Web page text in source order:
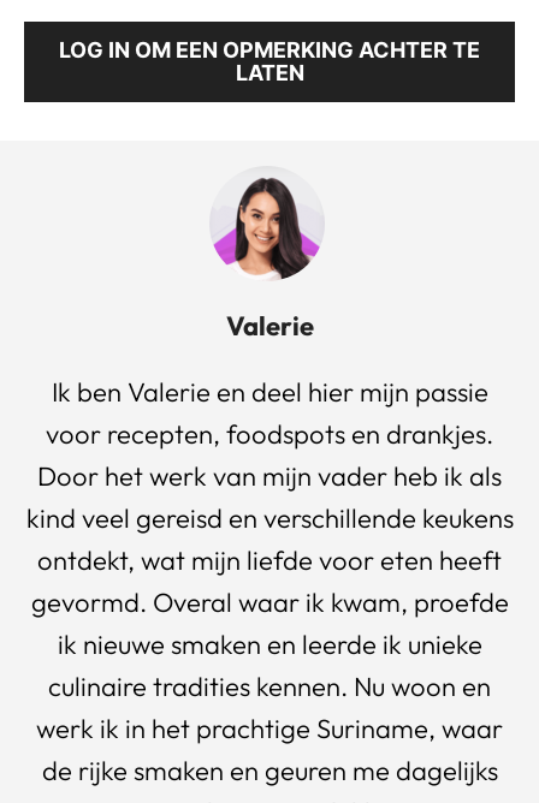
LOG IN OM EEN OPMERKING ACHTER TE
LATEN
Valerie
Ik ben Valerie en deel hier mijn passie
voor recepten, foodspots en drankjes.
Door het werk van mijn vader heb ik als
kind veel gereisd en verschillende keukens
ontdekt, wat mijn liefde voor eten heeft
gevormd. Overal waar ik kwam, proefde
ik nieuwe smaken en leerde ik unieke
culinaire tradities kennen. Nu woon en
werk ik in het prachtige Suriname, waar
de rijke smaken en geuren me dagelijks